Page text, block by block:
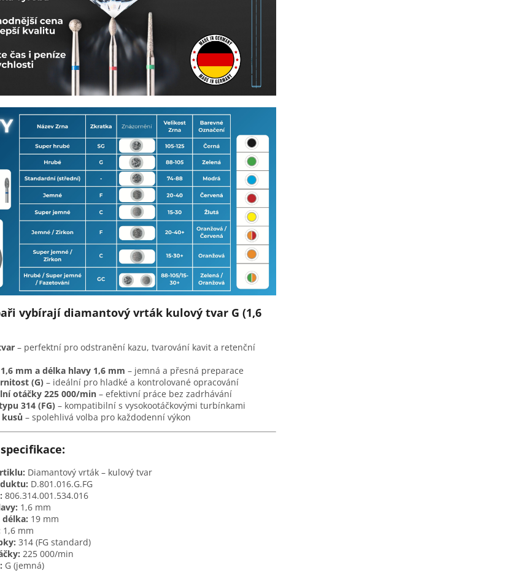
vybírají diamantový vrták kulový tvar G (1,6
– perfektní pro odstranění kazu, tvarování kavit a retenční
mm a délka hlavy 1,6 mm – jemná a přesná preparace
(G) – ideální pro hladké a kontrolované opracování
otáčky 225 000/min – efektivní práce bez zadrhávání
314 (FG) – kompatibilní s vysokootáčkovými turbínkami
kusů – spolehlivá volba pro každodenní výkon
Diamantový vrták – kulový tvar
D.801.016.G.FG
806.314.001.534.016
1,6 mm
délka: 19 mm
1,6 mm
314 (FG standard)
225 000/min
G (jemná)